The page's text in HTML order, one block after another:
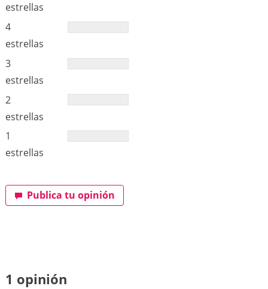
estrellas
4
estrellas
3
estrellas
2
estrellas
1
estrellas
Publica tu opinión
1 opinión